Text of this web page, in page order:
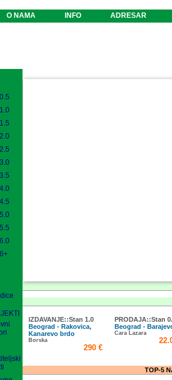
O NAMA INFO ADRESAR
IZDAVANJE::Stan 1.0
Beograd - Rakovica,
Kanarevo brdo
Borska
290 €
PRODAJA::Stan
Beograd -
Cara Lazara
TOP-5